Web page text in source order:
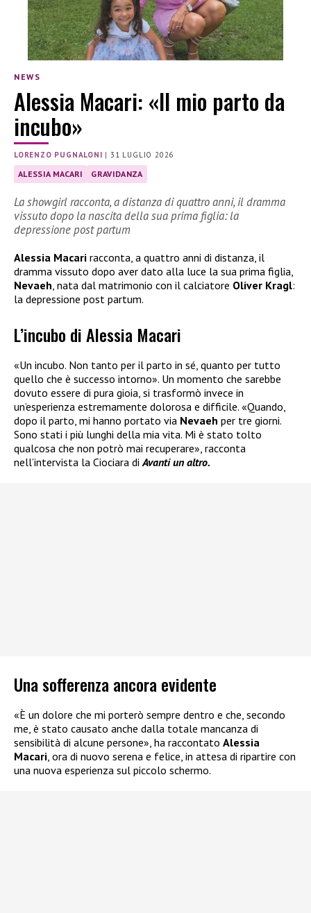
NEWS
Alessia Macari: «Il mio parto da
incubo»
LORENZO PUGNALONI |31 LUGLIO 2026
ALESSIA MACARI GRAVIDANZA
La showgirl racconta, a distanza di quattro anni, il dramma
vissuto dopo la nascita della sua prima figlia: la
depressione post partum
Alessia Macari racconta, a quattro anni di distanza, il
dramma vissuto dopo aver dato alla luce la sua prima figlia,
Nevaeh, nata dal matrimonio con il calciatore Oliver Kragl:
la depressione post partum.
L’incubo di Alessia Macari
«Un incubo. Non tanto per il parto in sé, quanto per tutto
quello che è successo intorno». Un momento che sarebbe
dovuto essere di pura gioia, si trasformò invece in
un’esperienza estremamente dolorosa e difficile. «Quando,
dopo il parto, mi hanno portato via Nevaeh per tre giorni.
Sono stati i più lunghi della mia vita. Mi è stato tolto
qualcosa che non potrò mai recuperare», racconta
nell’intervista la Ciociara di Avanti un altro.
Una sofferenza ancora evidente
«È un dolore che mi porterò sempre dentro e che, secondo
me, è stato causato anche dalla totale mancanza di
sensibilità di alcune persone», ha raccontato Alessia
Macari, ora di nuovo serena e felice, in attesa di ripartire con
una nuova esperienza sul piccolo schermo.